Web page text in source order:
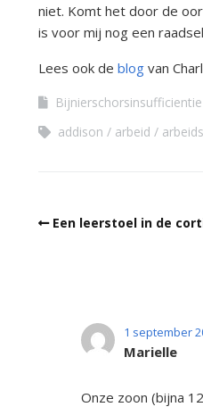
niet. Komt het door de
is voor mij nog een
Lees ook de blog van
Bijnierschorsinsufficientie
addison
arbeid
Een leerstoel in de
1 september
Marielle
Onze zoon (bijna